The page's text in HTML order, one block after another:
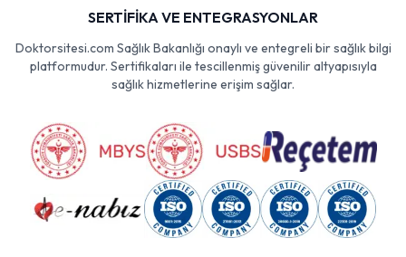
SERTİFİKA VE ENTEGRASYONLAR
Doktorsitesi.com Sağlık Bakanlığı onaylı ve entegreli bir sağlık bilgi
platformudur. Sertifikaları ile tescillenmiş güvenilir altyapısıyla
sağlık hizmetlerine erişim sağlar.